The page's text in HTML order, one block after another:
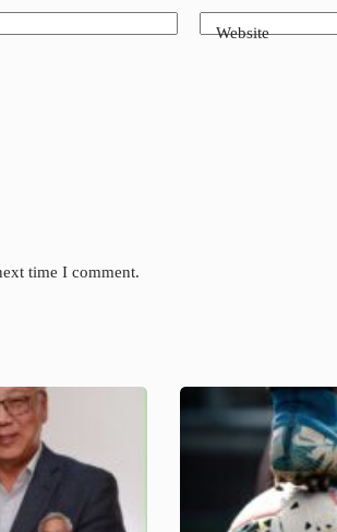
Website
time I comment.